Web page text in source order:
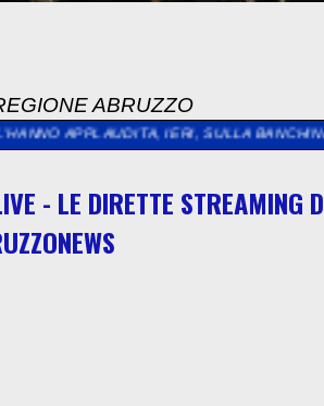
ABRUZZO
IERI, SULLA BANCHINA DI RIVA.
- LE DIRETTE STREAMING